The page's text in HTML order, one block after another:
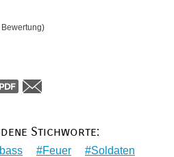
Stichworte:
Feuer Soldaten